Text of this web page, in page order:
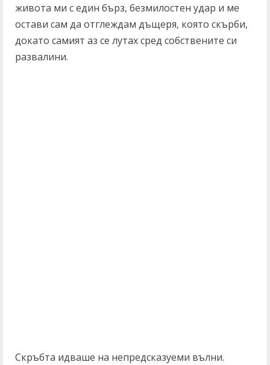
живота ми с един бърз, безмилостен удар и ме
остави сам да отглеждам дъщеря, която скърби,
докато самият аз се лутах сред собствените си
развалини.
Скръбта идваше на непредсказуеми вълни.